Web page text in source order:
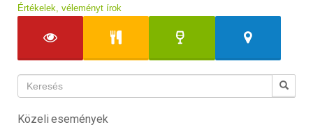
Értékelek, véleményt írok
Közeli események